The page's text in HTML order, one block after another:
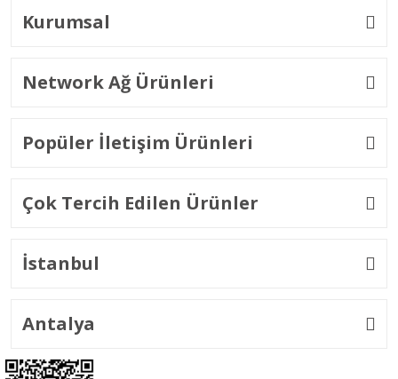
Kurumsal
Network Ağ Ürünleri
Popüler İletişim Ürünleri
Çok Tercih Edilen Ürünler
İstanbul
Antalya